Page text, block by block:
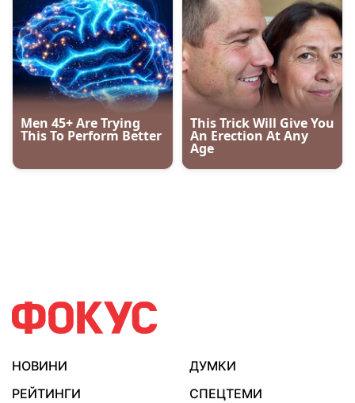
НОВИНИ
ДУМКИ
РЕЙТИНГИ
СПЕЦТЕМИ